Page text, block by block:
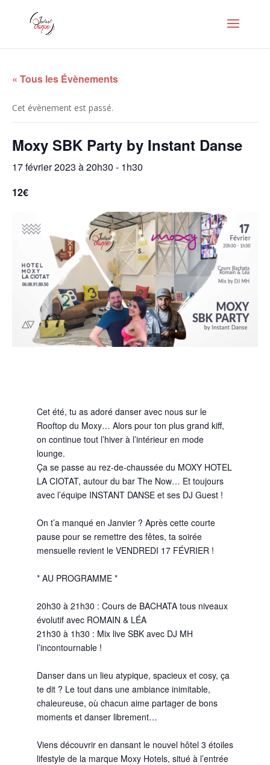
« Tous les Évènements
Cet évènement est passé.
Moxy SBK Party by Instant Danse
17 février 2023 à 20h30 - 1h30
12€
Cet été, tu as adoré danser avec nous sur le
Rooftop du Moxy… Alors pour ton plus grand kiff,
on continue tout l’hiver à l’intérieur en mode
lounge.
Ça se passe au rez-de-chaussée du MOXY HOTEL
LA CIOTAT, autour du bar The Now… Et toujours
avec l’équipe INSTANT DANSE et ses DJ Guest !
On t’a manqué en Janvier ? Après cette courte
pause pour se remettre des fêtes, ta soirée
mensuelle revient le VENDREDI 17 FÉVRIER !
* AU PROGRAMME *
20h30 à 21h30 : Cours de BACHATA tous niveaux
évolutif avec ROMAIN & LÉA
21h30 à 1h30 : Mix live SBK avec DJ MH
l’incontournable !
Danser dans un lieu atypique, spacieux et cosy, ça
te dit ? Le tout dans une ambiance inimitable,
chaleureuse, où chacun aime partager de bons
moments et danser librement…
Viens découvrir en dansant le nouvel hôtel 3 étoiles
lifestyle de la marque Moxy Hotels, situé à l’entrée